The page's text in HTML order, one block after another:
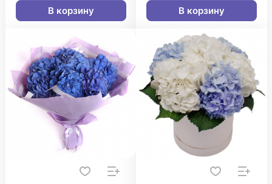
В корзину В корзину